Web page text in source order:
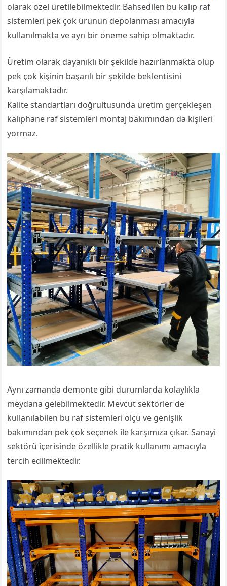
olarak özel üretilebilmektedir. Bahsedilen bu kalıp raf
sistemleri pek çok ürünün depolanması amacıyla
kullanılmakta ve ayrı bir öneme sahip olmaktadır.
Üretim olarak dayanıklı bir şekilde hazırlanmakta olup
pek çok kişinin başarılı bir şekilde beklentisini
karşılamaktadır.
Kalite standartları doğrultusunda üretim gerçekleşen
kalıphane raf sistemleri montaj bakımından da kişileri
yormaz.
Aynı zamanda demonte gibi durumlarda kolaylıkla
meydana gelebilmektedir. Mevcut sektörler de
kullanılabilen bu raf sistemleri ölçü ve genişlik
bakımından pek çok seçenek ile karşımıza çıkar. Sanayi
sektörü içerisinde özellikle pratik kullanımı amacıyla
tercih edilmektedir.